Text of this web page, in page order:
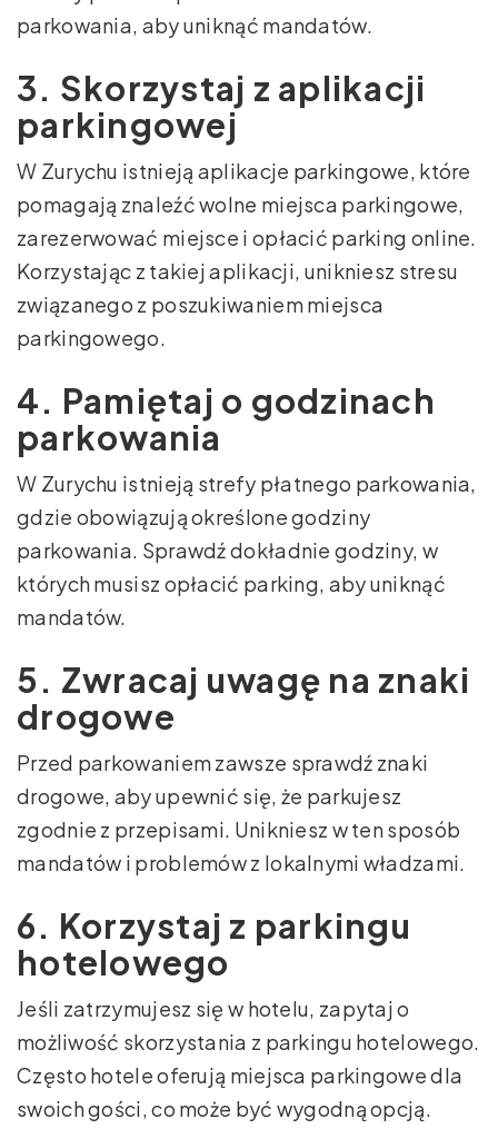
parkowania, aby uniknąć mandatów.
3. Skorzystaj z aplikacji
parkingowej
W Zurychu istnieją aplikacje parkingowe, które
pomagają znaleźć wolne miejsca parkingowe,
zarezerwować miejsce i opłacić parking online.
Korzystając z takiej aplikacji, unikniesz stresu
związanego z poszukiwaniem miejsca
parkingowego.
4. Pamiętaj o godzinach
parkowania
W Zurychu istnieją strefy płatnego parkowania,
gdzie obowiązują określone godziny
parkowania. Sprawdź dokładnie godziny, w
których musisz opłacić parking, aby uniknąć
mandatów.
5. Zwracaj uwagę na znaki
drogowe
Przed parkowaniem zawsze sprawdź znaki
drogowe, aby upewnić się, że parkujesz
zgodnie z przepisami. Unikniesz w ten sposób
mandatów i problemów z lokalnymi władzami.
6. Korzystaj z parkingu
hotelowego
Jeśli zatrzymujesz się w hotelu, zapytaj o
możliwość skorzystania z parkingu hotelowego.
Często hotele oferują miejsca parkingowe dla
swoich gości, co może być wygodną opcją.